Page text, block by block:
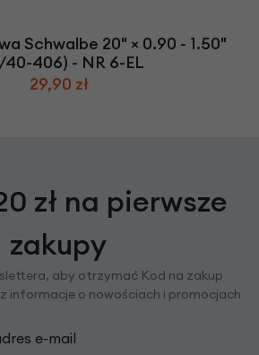
Schwalbe 20" × 0.90 - 1.50"
40-406) - NR 6-EL
29,90 zł
zł na pierwsze
zakupy
aby otrzymać Kod na zakup
informacje o nowościach i promocjach
e-mail